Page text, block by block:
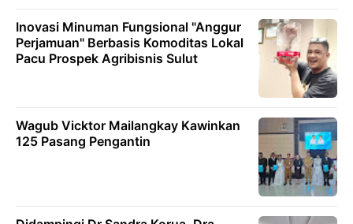
Inovasi Minuman Fungsional "Anggur
Perjamuan" Berbasis Komoditas Lokal
Pacu Prospek Agribisnis Sulut
Wagub Vicktor Mailangkay Kawinkan
125 Pasang Pengantin